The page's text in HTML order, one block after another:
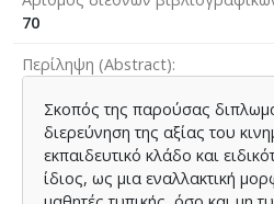
70
Περίληψη (Abstract)
Σκοπός της παρούσας
διερεύνηση της αξίας του
εκπαιδευτικό κλάδο και
ίδιος, ως μια εναλλακτική